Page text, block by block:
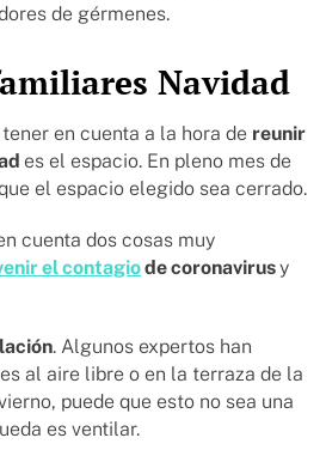
de gérmenes.
Navidad
en cuenta a la hora de reunir
es el espacio. En pleno mes de
el espacio elegido sea cerrado.
cuenta dos cosas muy
el contagiode coronavirusy
. Algunos expertos han
al aire libre o en la terraza de la
puede que esto no sea una
es ventilar.